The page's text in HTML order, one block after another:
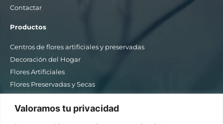
Valoramos tu privacidad
Contactar
Productos
Centros de flores artificiales y preservadas
Decoración del Hogar
Flores Artificiales
Flores Preservadas y Secas
Horquillas con Flores
Joyas Florales